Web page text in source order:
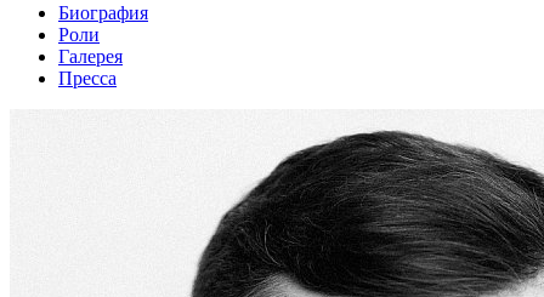
Биография
Роли
Галерея
Пресса